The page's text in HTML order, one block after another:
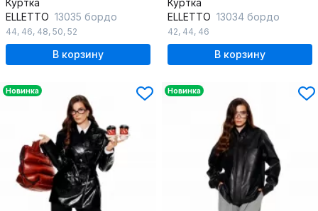
Куртка
ELLETTO 13035 бордо
44, 46, 48, 50, 52
В корзину
Куртка
ELLETTO 13034 бордо
42, 44, 46
В корзину
Новинка Новинка